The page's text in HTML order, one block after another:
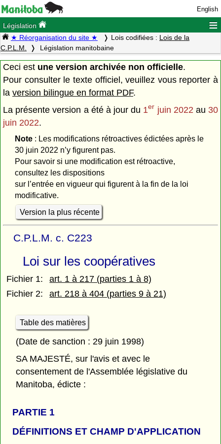
English
Législation ≡
★ Réorganisation du site ★ Lois codifiées : Lois de la
C.P.L.M.
Législation manitobaine
Ceci est une version archivée non officielle.
Pour consulter le texte officiel, veuillez vous reporter à
la version bilingue en format PDF.
La présente version a été à jour du 1er juin 2022 au 30
juin 2022.
Note: Les modifications rétroactives édictées après le
30 juin 2022 n’y figurent pas.
Pour savoir si une modification est rétroactive,
consultez les dispositions
sur l’entrée en vigueur qui figurent à la fin de la loi
modificative.
Version la plus récente
C.P.L.M. c. C223
Loi sur les coopératives
Fichier 1:
art. 1 à 217 (parties 1 à 8)
Fichier 2:
art. 218 à 404 (parties 9 à 21)
Table des matières
(Date de sanction : 29 juin 1998)
SA MAJESTÉ, sur l'avis et avec le
consentement de l'Assemblée législative du
Manitoba, édicte :
PARTIE 1
DÉFINITIONS ET CHAMP D'APPLICATION